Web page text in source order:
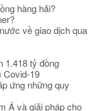
hàng hải?
về giao dịch qua
1.418 tỷ đồng
Covid-19
ứng những quy
Á và giải pháp cho